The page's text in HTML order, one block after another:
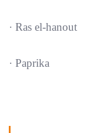
· Ras el-hanout
· Paprika